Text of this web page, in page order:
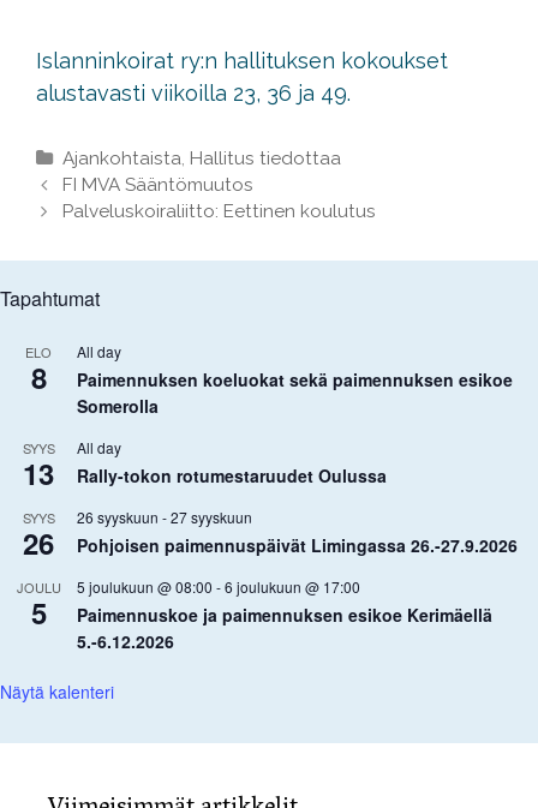
Islanninkoirat ry:n hallituksen kokoukset
alustavasti viikoilla 23, 36 ja 49.
Kategoriat
Ajankohtaista, Hallitus tiedottaa
Artikkelien
selaus
FI MVA Sääntömuutos
Palveluskoiraliitto: Eettinen koulutus
Tapahtumat
ELO
8
All day
Paimennuksen koeluokat sekä paimennuksen esikoe
Somerolla
SYYS
13
All day
Rally-tokon rotumestaruudet Oulussa
SYYS
26
26 syyskuun -27 syyskuun
Pohjoisen paimennuspäivät Limingassa 26.-27.9.2026
JOULU
5
5 joulukuun @ 08:00 -6 joulukuun @ 17:00
Paimennuskoe ja paimennuksen esikoe Kerimäellä
5.-6.12.2026
Näytä kalenteri